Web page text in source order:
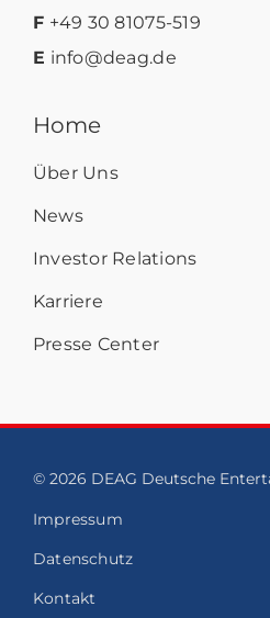
F +49 30 81075-519
E info@deag.de
Home
Über Uns
News
Investor Relations
Karriere
Presse Center
© 2026 DEAG Deutsche
Impressum
Datenschutz
Kontakt